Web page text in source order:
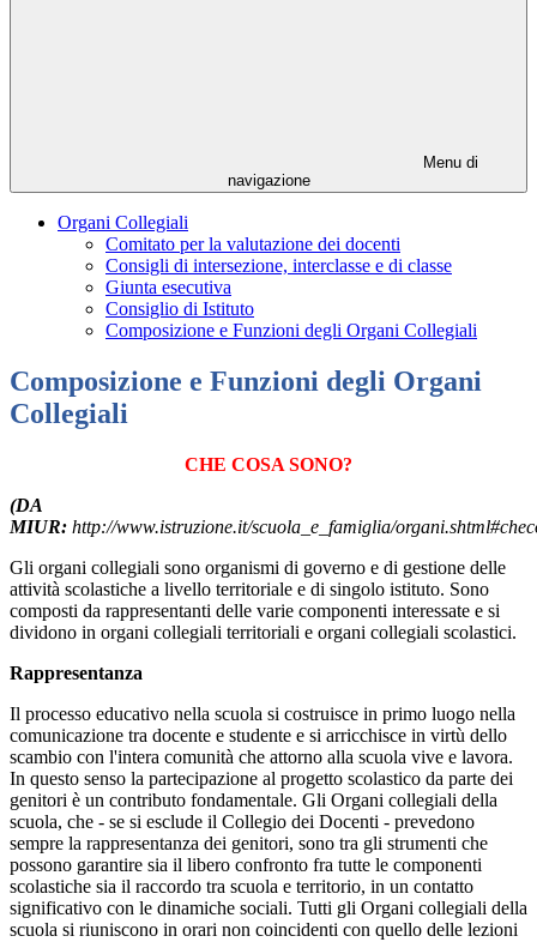
Menu di
navigazione
Organi Collegiali
Comitato per la valutazione dei docenti
Consigli di intersezione, interclasse e di classe
Giunta esecutiva
Consiglio di Istituto
Composizione e Funzioni degli Organi Collegiali
Composizione e Funzioni degli Organi
Collegiali
CHE COSA SONO?
(DA
MIUR: http://www.istruzione.it/scuola_e_famiglia/
Gli organi collegiali sono organismi di governo e di gestione delle
attività scolastiche a livello territoriale e di singolo istituto. Sono
composti da rappresentanti delle varie componenti interessate e si
dividono in organi collegiali territoriali e organi collegiali scolastici.
Rappresentanza
Il processo educativo nella scuola si costruisce in primo luogo nella
comunicazione tra docente e studente e si arricchisce in virtù dello
scambio con l'intera comunità che attorno alla scuola vive e lavora.
In questo senso la partecipazione al progetto scolastico da parte dei
genitori è un contributo fondamentale. Gli Organi collegiali della
scuola, che - se si esclude il Collegio dei Docenti - prevedono
sempre la rappresentanza dei genitori, sono tra gli strumenti che
possono garantire sia il libero confronto fra tutte le componenti
scolastiche sia il raccordo tra scuola e territorio, in un contatto
significativo con le dinamiche sociali. Tutti gli Organi collegiali della
scuola si riuniscono in orari non coincidenti con quello delle lezioni